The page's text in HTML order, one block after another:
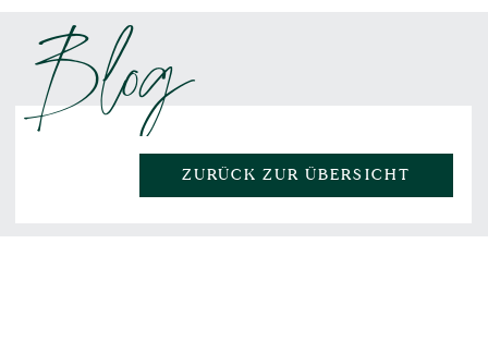
Blog
ZURÜCK ZUR ÜBERSICHT